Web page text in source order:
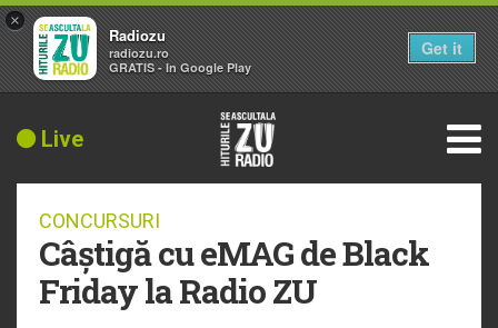
Live
CONCURSURI
Câștigă cu eMAG de Black
Friday la Radio ZU
×
Radiozu
radiozu.ro
GRATIS - In Google Play
Get it